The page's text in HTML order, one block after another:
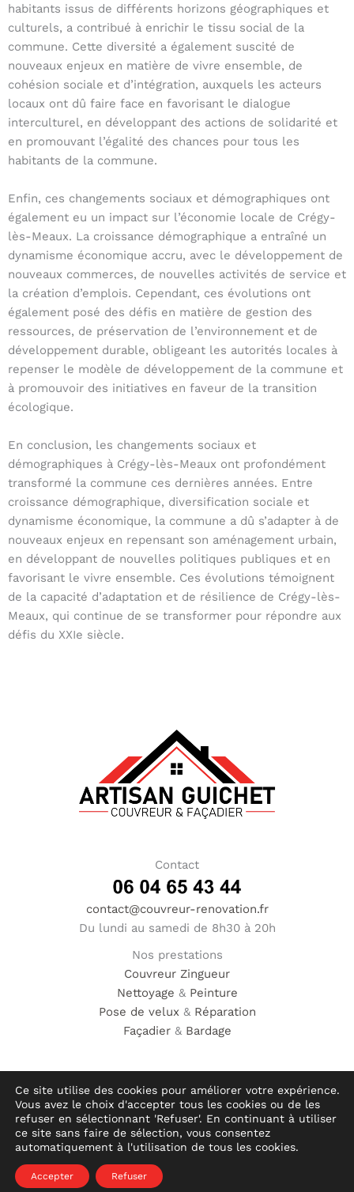
habitants issus de différents horizons géographiques et
culturels, a contribué à enrichir le tissu social de la
commune. Cette diversité a également suscité de
nouveaux enjeux en matière de vivre ensemble, de
cohésion sociale et d’intégration, auxquels les acteurs
locaux ont dû faire face en favorisant le dialogue
interculturel, en développant des actions de solidarité et
en promouvant l’égalité des chances pour tous les
habitants de la commune.
Enfin, ces changements sociaux et démographiques ont
également eu un impact sur l’économie locale de Crégy-
lès-Meaux. La croissance démographique a entraîné un
dynamisme économique accru, avec le développement de
nouveaux commerces, de nouvelles activités de service et
la création d’emplois. Cependant, ces évolutions ont
également posé des défis en matière de gestion des
ressources, de préservation de l’environnement et de
développement durable, obligeant les autorités locales à
repenser le modèle de développement de la commune et
à promouvoir des initiatives en faveur de la transition
écologique.
En conclusion, les changements sociaux et
démographiques à Crégy-lès-Meaux ont profondément
transformé la commune ces dernières années. Entre
croissance démographique, diversification sociale et
dynamisme économique, la commune a dû s’adapter à de
nouveaux enjeux en repensant son aménagement urbain,
en développant de nouvelles politiques publiques et en
favorisant le vivre ensemble. Ces évolutions témoignent
de la capacité d’adaptation et de résilience de Crégy-lès-
Meaux, qui continue de se transformer pour répondre aux
défis du XXIe siècle.
Contact
contact@couvreur-renovation.fr
Du lundi au samedi de 8h30 à 20h
Nos prestations
Couvreur Zingueur
Nettoyage & Peinture
Pose de velux& Réparation
Façadier& Bardage
© Hauméa Digital | Tous droits réservés
Mentions légales
Ce site utilise des cookies pour améliorer votre expérience.
Vous avez le choix d'accepter tous les cookies ou de les
refuser en sélectionnant 'Refuser'. En continuant à utiliser
ce site sans faire de sélection, vous consentez
automatiquement à l'utilisation de tous les cookies.
Accepter Refuser